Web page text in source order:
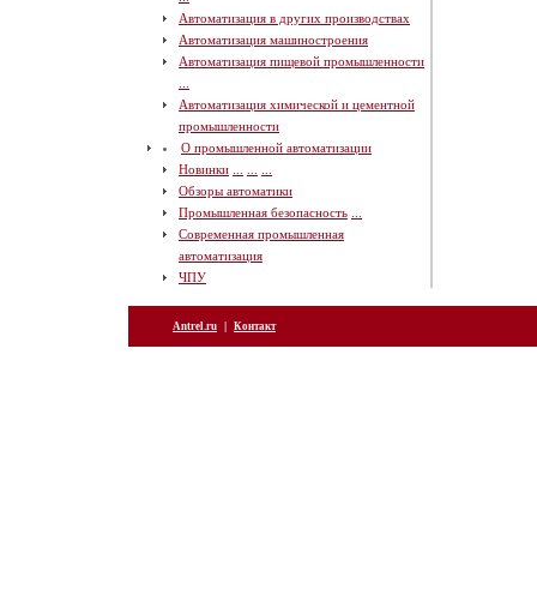
Автоматизация в других производствах
Автоматизация машиностроения
Автоматизация пищевой промышленности
Автоматизация химической и цементной
промышленности
О промышленной автоматизации
Новинки
Обзоры автоматики
Промышленная безопасность
Современная промышленная
автоматизация
ЧПУ
Antrel.ru | Контакт